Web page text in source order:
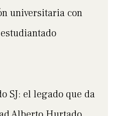
universitaria con
SJ: el legado que da